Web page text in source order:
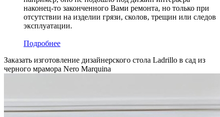
наконец-то законченного Вами ремонта, но только при
отсутствии на изделии грязи, сколов, трещин или следов
эксплуатации.
Подробнее
Заказать изготовление дизайнерского стола Ladrillo в сад из
черного мрамора Nero Marquina